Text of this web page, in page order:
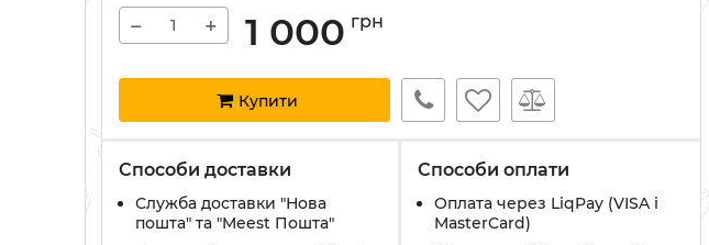
− + 1 000 грн
Купити
Способи доставки
Служба доставки "Нова
пошта" та "Meest Пошта"
Способи оплати
Оплата через LiqPay (VISA і
MasterCard)